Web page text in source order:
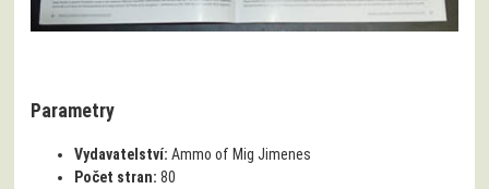
Parametry
Vydavatelství: Ammo of Mig Jimenes
Počet stran: 80